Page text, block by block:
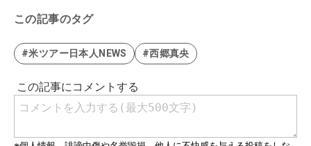
この記事のタグ
#米ツアー日本人NEWS #西郷真央